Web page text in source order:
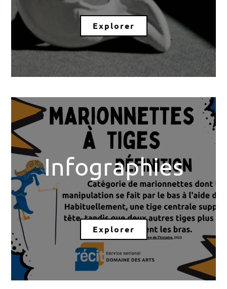
Explorer
Infographies
Explorer